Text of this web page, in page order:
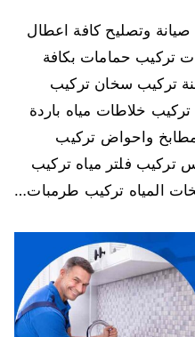
وتصليح كافة اعطال
تركيب حمامات بكافة
تركيب سخان تركيب
خلاطات مياه باردة
واحواض تركيب
فلتر مياه تركيب
المياه تركيب طرمبات…